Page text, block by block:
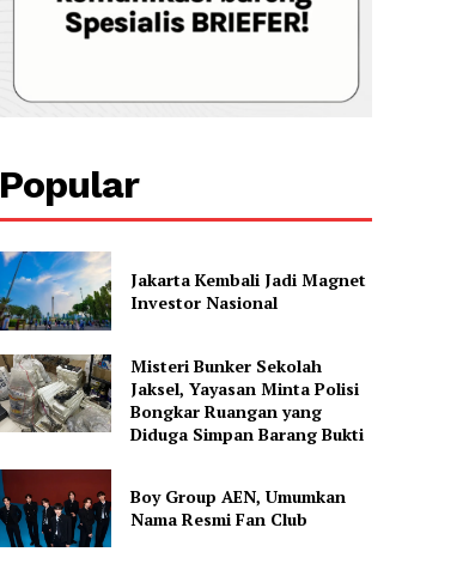
Popular
Jakarta Kembali Jadi Magnet
Investor Nasional
Misteri Bunker Sekolah
Jaksel, Yayasan Minta Polisi
Bongkar Ruangan yang
Diduga Simpan Barang Bukti
Boy Group AEN, Umumkan
Nama Resmi Fan Club